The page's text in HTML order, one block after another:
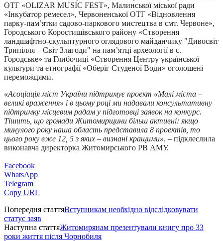
ОТГ «OLIZAR MUSIC FEST», Малинської міської ради
«Інкубатор ремесел», Червоненської ОТГ «Відновлення
парку-пам’ятки садово-паркового мистецтва в смт. Червоне»,
Городського Коростишівського району «Створення
ландшафтно-скульптурного оглядового майданчику "Дивосвіт
Трипілля – Світ Злагоди" на пам’ятці археології в с.
Городське» та Глибочиці «Створення Центру української
культури та етнографії «Оберіг Студеної Води» оголошені
переможцями.
«Асоціація міст України підтримує проект «Малі міста –
великі враження» і в цьому році ми надавали консультативну
підтримку місцевим радам у підготовці заявок на конкурс.
Тішить, що громади Житомирщини більш активні: якщо
минулого року наша область представила 8 проектів, то
цього року вже 12, 5 з яких – визнані кращими», – підклеслила
виконавча директорка Житомирського РВ АМУ.
Facebook
WhatsApp
Telegram
Copy URL
Попередня статтяВступникам необхідно відслідковувати
статус заяв
Наступна статтяЖитомирянам презентували книгу про 33
роки життя після Чорнобиля